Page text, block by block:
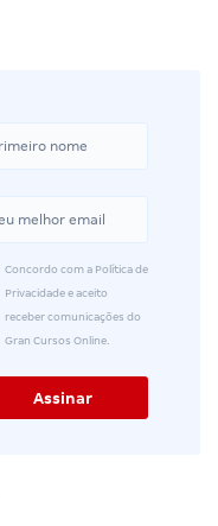
Concordo com a Política de
Privacidade e aceito
receber comunicações do
Gran Cursos Online.